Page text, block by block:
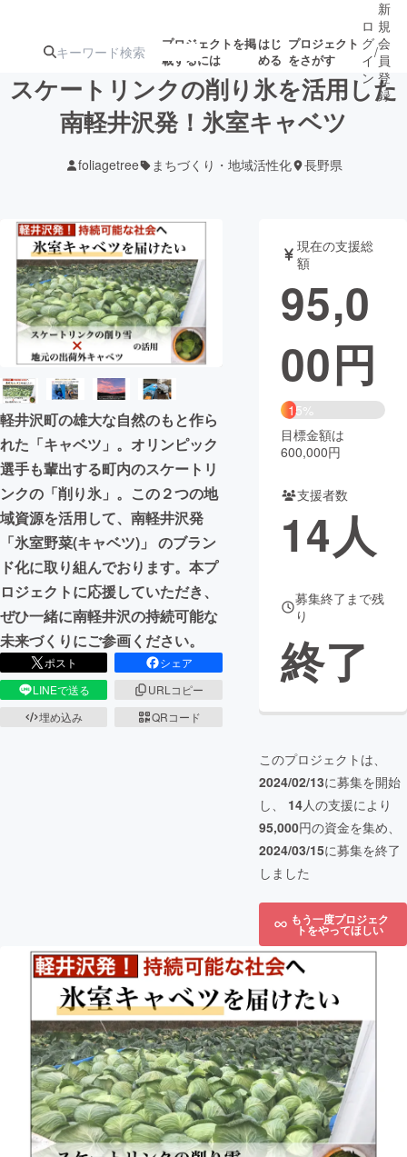
プロジェクトを掲
載するには
はじ
める
プロジェクト
をさがす
ターン
ジェクト
募集終了が近いプ
ロジェクト
されます
アート・写真 音楽
テクノロジー・ガジェット ゲーム・
映像・映画 書籍・雑誌
ビジネス・起業 チャレンジ
まちづくり・地域活性化
CAMPFIRE for Social Good
CAMPFIRE Creation
CAMPFIREふるさと納税
コミュニティ
ロ
グ
イ
ン
/
新
規
会
員
登
録
スケートリンクの削り氷を活用した
南軽井沢発！氷室キャベツ
foliagetree まちづくり・地域活性化 長野県
軽井沢町の雄大な自然のもと作ら
れた「キャベツ」。オリンピック
選手も輩出する町内のスケートリ
ンクの「削り氷」。この２つの地
域資源を活用して、南軽井沢発
「氷室野菜(キャベツ)」 のブラン
ド化に取り組んでおります。本プ
ロジェクトに応援していただき、
ぜひ一緒に南軽井沢の持続可能な
未来づくりにご参画ください。
ポスト
シェア
LINEで送る
URLコピー
埋め込み
QRコード
現在の支援総
額
95,0
00円
15%
目標金額は
600,000円
支援者数
14人
募集終了まで残
り
終了
このプロジェクトは、
2024/02/13に募集を開始
し、 14人の支援により
95,000円の資金を集め、
2024/03/15に募集を終了
しました
もう一度プロジェク
トをやってほしい